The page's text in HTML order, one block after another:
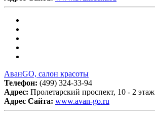
АванGO, салон красоты
Телефон: (499) 324-33-94
Адрес: Пролетарский проспект, 10 - 2 этаж
Адрес Сайта: www.avan-go.ru